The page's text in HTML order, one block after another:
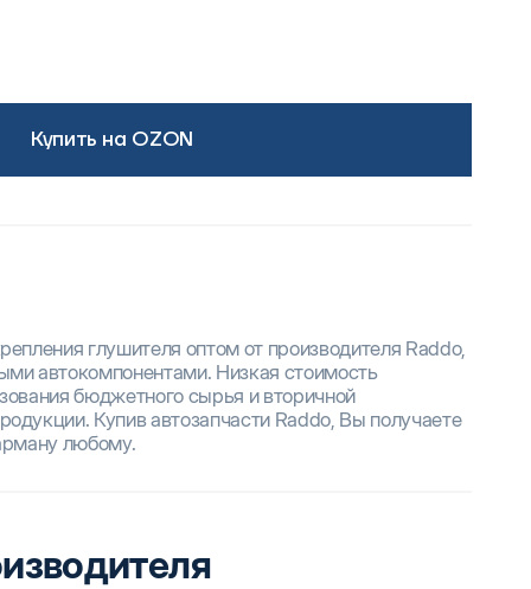
Купить на OZON
глушителя оптом от производителя Raddo,
автокомпонентами. Низкая стоимость
бюджетного сырья и вторичной
Купив автозапчасти Raddo, Вы получаете
любому.